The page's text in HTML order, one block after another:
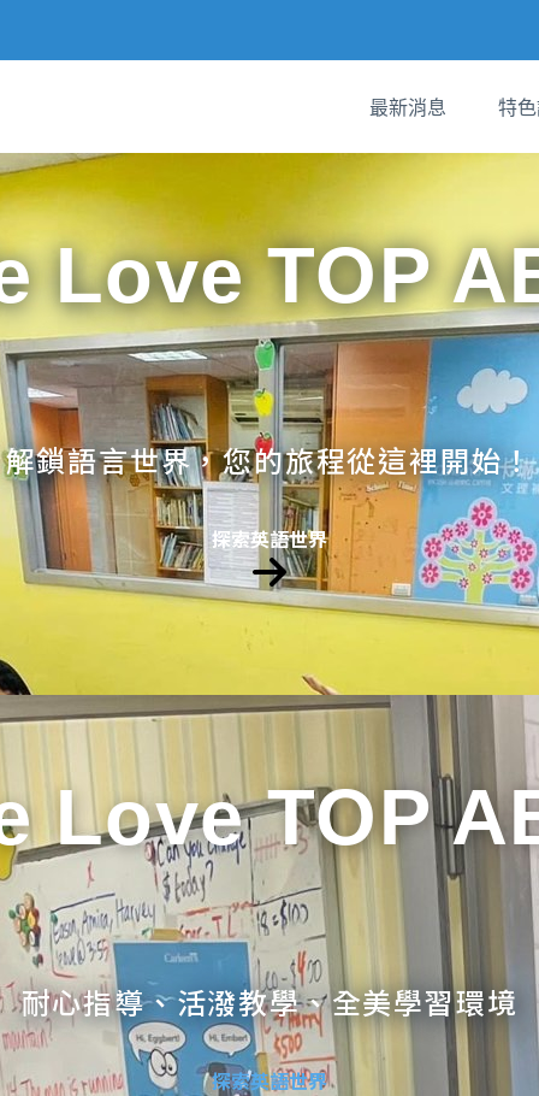
最新消息 特
Love TOP
解鎖語言世界，您的旅程從這裡開始！
探索英語世界
Love TOP
耐心指導、活潑教學、全美學習環境
探索英語世界